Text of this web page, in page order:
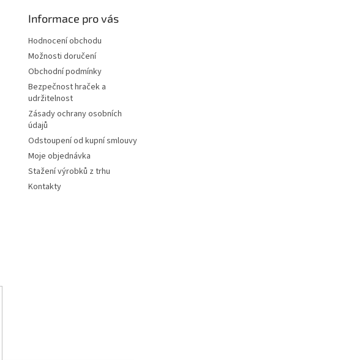
Informace pro vás
Hodnocení obchodu
Možnosti doručení
Obchodní podmínky
Bezpečnost hraček a
udržitelnost
Zásady ochrany osobních
údajů
Odstoupení od kupní smlouvy
Moje objednávka
Stažení výrobků z trhu
Kontakty